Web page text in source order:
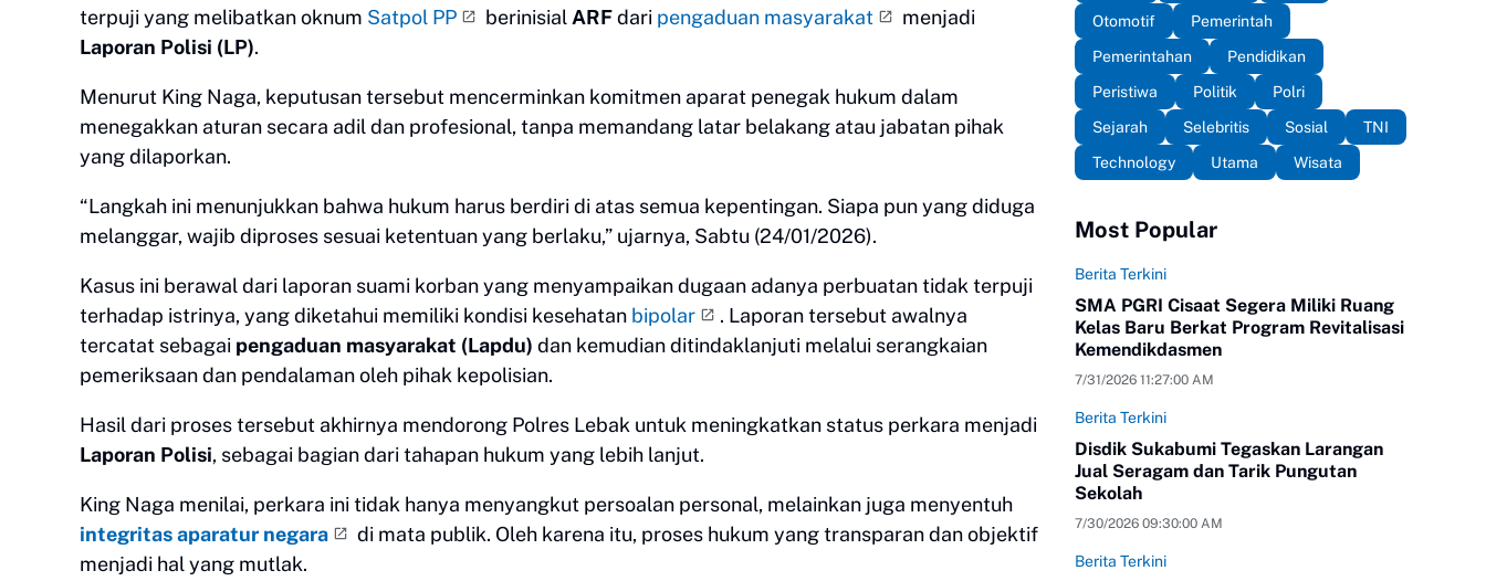
terpuji yang melibatkan oknum Satpol PP berinisial ARFdari pengaduan masyarakat
menjadi
Laporan Polisi (LP).
Menurut King Naga, keputusan tersebut mencerminkan komitmen aparat penegak hukum dalam
menegakkan aturan secara adil dan profesional, tanpa memandang latar belakang atau jabatan pihak
yang dilaporkan.
“Langkah ini menunjukkan bahwa hukum harus berdiri di atas semua kepentingan. Siapa pun yang diduga
melanggar, wajib diproses sesuai ketentuan yang berlaku,” ujarnya, Sabtu (24/01/2026).
Kasus ini berawal dari laporan suami korban yang menyampaikan dugaan adanya perbuatan tidak terpuji
terhadap istrinya, yang diketahui memiliki kondisi kesehatan bipolar
. Laporan tersebut awalnya
tercatat sebagai pengaduan masyarakat (Lapdu) dan kemudian ditindaklanjuti melalui serangkaian
pemeriksaan dan pendalaman oleh pihak kepolisian.
Hasil dari proses tersebut akhirnya mendorong Polres Lebak untuk meningkatkan status perkara menjadi
Laporan Polisi, sebagai bagian dari tahapan hukum yang lebih lanjut.
King Naga menilai, perkara ini tidak hanya menyangkut persoalan personal, melainkan juga menyentuh
integritas aparatur negara
di mata publik. Oleh karena itu, proses hukum yang transparan dan objektif
menjadi hal yang mutlak.
Otomotif
Pemerintah
Pemerintahan
Pendidikan
Peristiwa
Politik
Polri
Sejarah
Selebritis Sosial
TNI
Technology
Utama Wisata
Most Popular
Berita Terkini
SMA PGRI Cisaat Segera Miliki Ruang
Kelas Baru Berkat Program Revitalisasi
Kemendikdasmen
7/31/2026 11:27:00 AM
Berita Terkini
Disdik Sukabumi Tegaskan Larangan
Jual Seragam dan Tarik Pungutan
Sekolah
7/30/2026 09:30:00 AM
Berita Terkini